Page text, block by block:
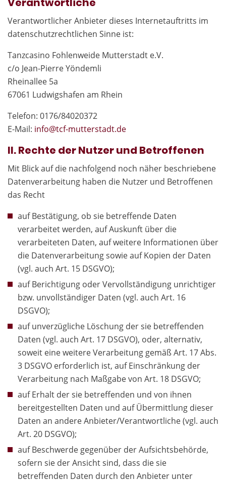
Verantwortlicher Anbieter dieses Internetauftritts im
datenschutzrechtlichen Sinne ist:
Tanzcasino Fohlenweide Mutterstadt e.V.
c/o Jean-Pierre Yöndemli
Rheinallee 5a
67061 Ludwigshafen am Rhein
Telefon: 0176/84020372
E-Mail: info@tcf-mutterstadt.de
II. Rechte der Nutzer und Betroffenen
Mit Blick auf die nachfolgend noch näher beschriebene
Datenverarbeitung haben die Nutzer und Betroffenen
das Recht
auf Bestätigung, ob sie betreffende Daten
verarbeitet werden, auf Auskunft über die
verarbeiteten Daten, auf weitere Informationen über
die Datenverarbeitung sowie auf Kopien der Daten
(vgl. auch Art. 15 DSGVO);
auf Berichtigung oder Vervollständigung unrichtiger
bzw. unvollständiger Daten (vgl. auch Art. 16
DSGVO);
auf unverzügliche Löschung der sie betreffenden
Daten (vgl. auch Art. 17 DSGVO), oder, alternativ,
soweit eine weitere Verarbeitung gemäß Art. 17 Abs.
3 DSGVO erforderlich ist, auf Einschränkung der
Verarbeitung nach Maßgabe von Art. 18 DSGVO;
auf Erhalt der sie betreffenden und von ihnen
bereitgestellten Daten und auf Übermittlung dieser
Daten an andere Anbieter/Verantwortliche (vgl. auch
Art. 20 DSGVO);
auf Beschwerde gegenüber der Aufsichtsbehörde,
sofern sie der Ansicht sind, dass die sie
betreffenden Daten durch den Anbieter unter